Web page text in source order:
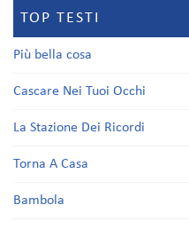
TOP TESTI
Più bella cosa
Cascare Nei Tuoi Occhi
La Stazione Dei Ricordi
Torna A Casa
Bambola